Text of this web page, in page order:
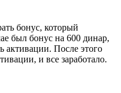
бонус, который
был бонус на 600 динар,
активации. После этого
и все заработало.